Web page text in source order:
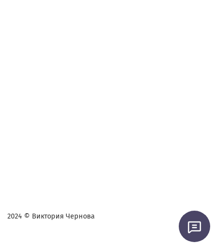
2024 © Виктория Чернова